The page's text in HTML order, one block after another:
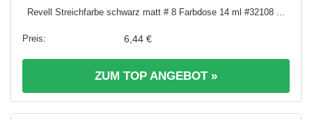
Revell Streichfarbe schwarz matt # 8 Farbdose 14 ml #32108 ...
6,44 €
ZUM TOP ANGEBOT »